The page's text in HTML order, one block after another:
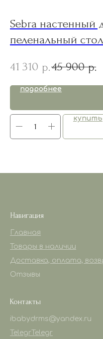
Sebra настенный
пеленальный
41 310 р.45 900 р.
подробнее
купить
Навигация
Главная
Товары в наличии
Доставка, оплата,
Отзывы
Контакты
ibabydrms@yandex.ru
Telegr Telegr